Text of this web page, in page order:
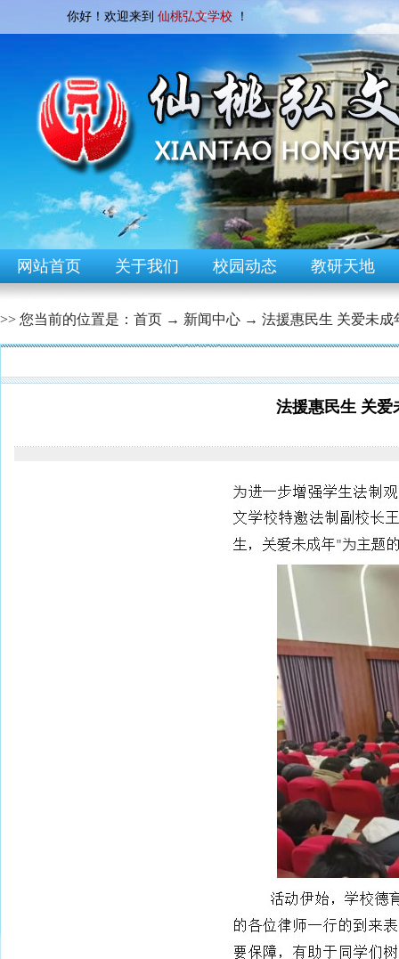
你好！欢迎来到 仙桃弘文学校 ！
网站首页 关于我们 校园动态 教研天地
>> 您当前的位置是： 首页 → 新闻中心 → 法援惠民生 关爱未
法援惠民生 关